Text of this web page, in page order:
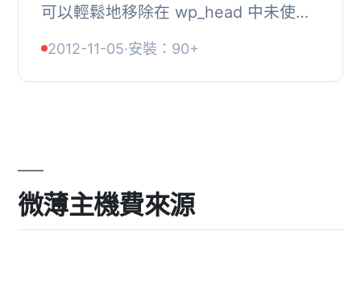
可以輕鬆地移除在 wp_head 中未使用
單下的「Clean up wp_head」, 更改您
選擇的選項, ...
2012-11-05·安裝：90+
微薄主機費來源